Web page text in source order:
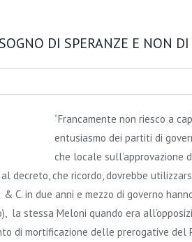
DI SPERANZE E NON DI
“Francamente non riesco a
entusiasmo dei partiti di
che locale sull’approvazione
decreto, che ricordo, dovrebbe
C. in due anni e mezzo di governo
la stessa Meloni quando era
di mortificazione delle prerogative del